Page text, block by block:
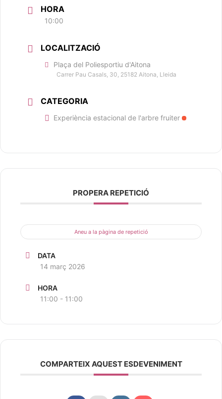
HORA
10:00
LOCALITZACIÓ
Plaça del Poliesportiu d'Aitona
Carrer Pau Casals, 30, 25182 Aitona, Lleida
CATEGORIA
Experiència estacional de l'arbre fruiter
PROPERA REPETICIÓ
Aneu a la pàgina de repetició
DATA
14 març 2026
HORA
11:00 - 11:00
COMPARTEIX AQUEST ESDEVENIMENT